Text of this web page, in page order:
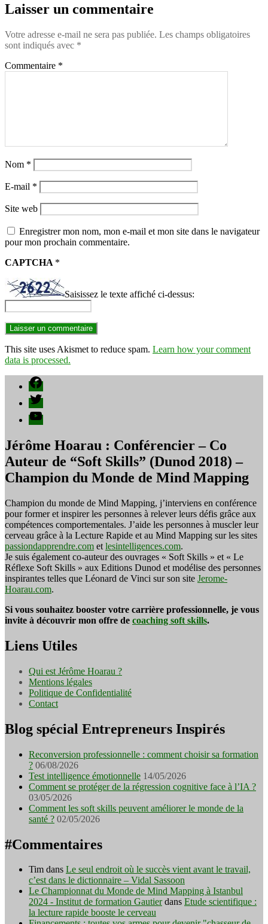
Laisser un commentaire
Votre adresse e-mail ne sera pas publiée. Les champs obligatoires
sont indiqués avec *
Commentaire *
Nom *
E-mail *
Site web
Enregistrer mon nom, mon e-mail et mon site dans le navigateur
pour mon prochain commentaire.
CAPTCHA *
Saisissez le texte affiché ci-dessus:
This site uses Akismet to reduce spam. Learn how your comment
data is processed.
Facebook
Twitter
YouTube
Jérôme Hoarau : Conférencier – Co
Auteur de “Soft Skills” (Dunod 2018) –
Champion du Monde de Mind Mapping
Champion du monde de Mind Mapping, j’interviens en conférence
pour former et inspirer les personnes à relever leurs défis grâce aux
compétences comportementales. J’aide les personnes à muscler leur
cerveau grâce à la Lecture Rapide et au Mind Mapping sur les sites
passiondapprendre.com et lesintelligences.com.
Je suis également co-auteur des ouvrages « Soft Skills » et « Le
Réflexe Soft Skills » aux Editions Dunod et modélise des personnes
inspirantes telles que Léonard de Vinci sur son site Jerome-
Hoarau.com.
Si vous souhaitez booster votre carrière professionnelle, je vous
invite à découvrir mon offre de coaching soft skills.
Liens Utiles
Qui est Jérôme Hoarau ?
Mentions légales
Politique de Confidentialité
Contact
Blog spécial Entrepreneurs Inspirés
Reconversion professionnelle : comment choisir sa formation
? 06/08/2026
Test intelligence émotionnelle 14/05/2026
Comment se protéger de la régression cognitive face à l’IA ?
03/05/2026
Comment les soft skills peuvent améliorer le monde de la
santé ? 02/05/2026
#Commentaires
Tim dans Le seul endroit où le succès vient avant le travail,
c’est dans le dictionnaire – Vidal Sassoon
Le Championnat du Monde de Mind Mapping à Istanbul
2024 - Institut de formation Gautierdans Etude scientifique :
la lecture rapide booste le cerveau